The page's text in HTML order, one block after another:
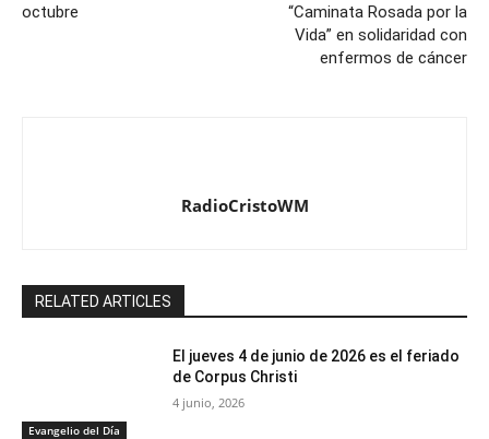
octubre
“Caminata Rosada por la
Vida” en solidaridad con
enfermos de cáncer
RadioCristoWM
RELATED ARTICLES
Evangelio del Día
El jueves 4 de junio de 2026 es el feriado
de Corpus Christi
4 junio, 2026